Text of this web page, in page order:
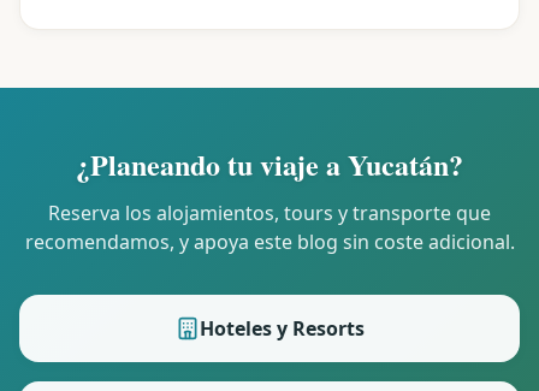
¿Planeando tu viaje a Yucatán?
Reserva los alojamientos, tours y transporte que
recomendamos, y apoya este blog sin coste adicional.
Hoteles y Resorts